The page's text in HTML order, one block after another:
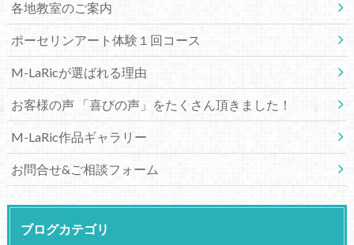
各地教室のご案内
ポーセリンアート体験１回コース
M-LaRicが選ばれる理由
お客様の声 「喜びの声」をたくさん頂きました！
M-LaRic作品ギャラリー
お問合せ&ご相談フォーム
ブログカテゴリ